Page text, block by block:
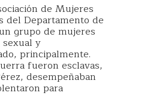
de Mujeres
del Departamento de
grupo de mujeres
y
principalmente.
fueron esclavas,
desempeñaban
para